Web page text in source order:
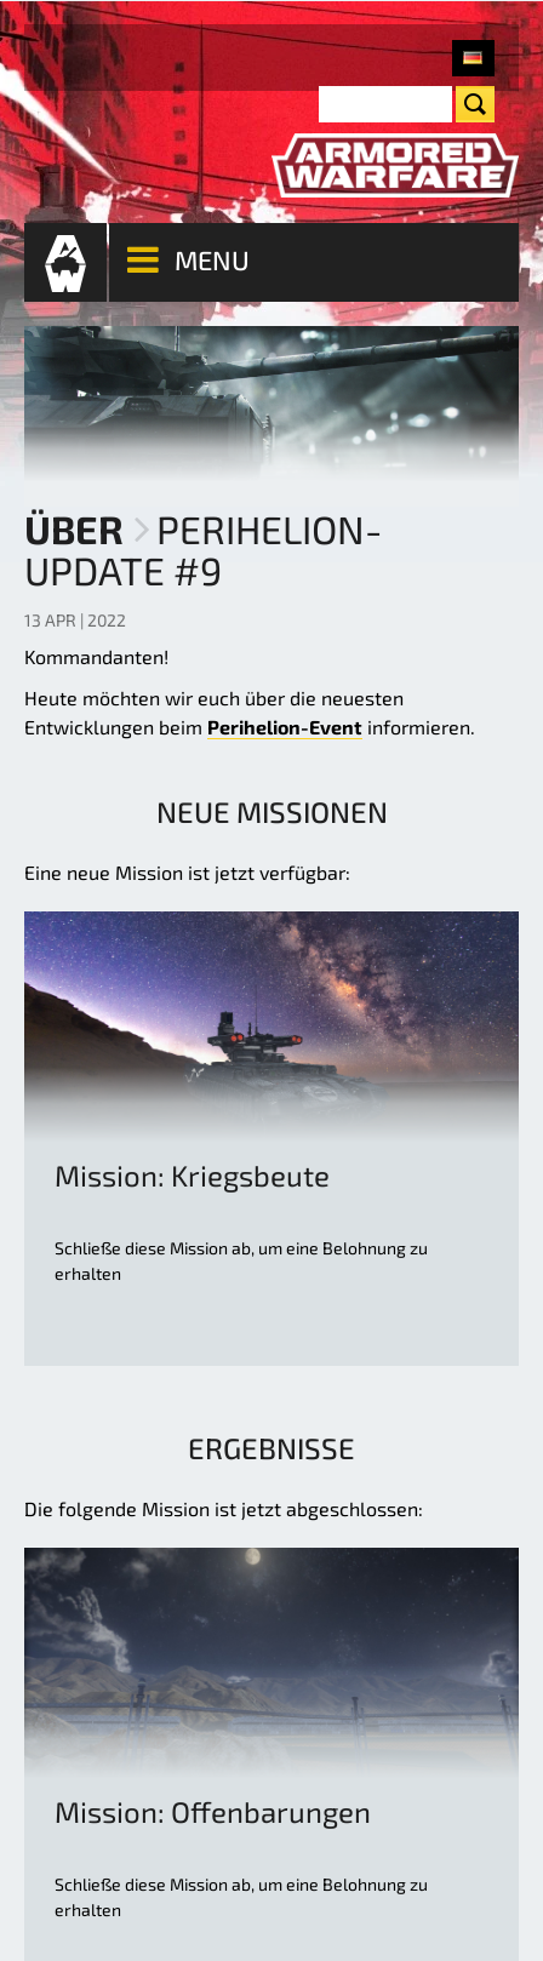
MENU
ÜBER
PERIHELION-
UPDATE #9
13 APR | 2022
Kommandanten!
Heute möchten wir euch über die neuesten
Entwicklungen beim Perihelion-Event informieren.
NEUE MISSIONEN
Eine neue Mission ist jetzt verfügbar:
Mission: Kriegsbeute
Schließe diese Mission ab, um eine Belohnung zu
erhalten
ERGEBNISSE
Die folgende Mission ist jetzt abgeschlossen:
Mission: Offenbarungen
Schließe diese Mission ab, um eine Belohnung zu
erhalten